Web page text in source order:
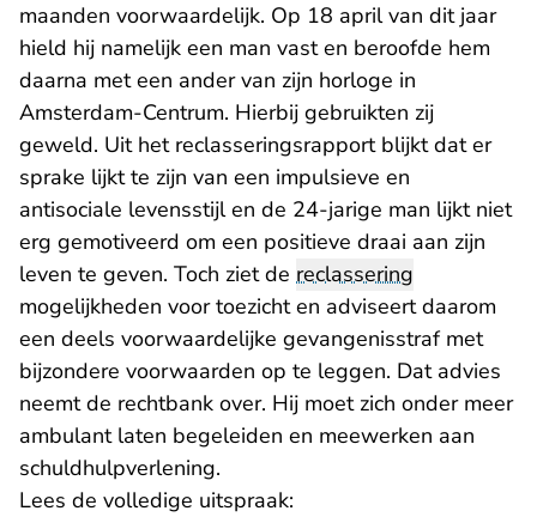
maanden voorwaardelijk. Op 18 april van dit jaar
hield hij namelijk een man vast en beroofde hem
daarna met een ander van zijn horloge in
Amsterdam-Centrum. Hierbij gebruikten zij
geweld. Uit het reclasseringsrapport blijkt dat er
sprake lijkt te zijn van een impulsieve en
antisociale levensstijl en de 24-jarige man lijkt niet
erg gemotiveerd om een positieve draai aan zijn
leven te geven. Toch ziet de reclassering
mogelijkheden voor toezicht en adviseert daarom
een deels voorwaardelijke gevangenisstraf met
bijzondere voorwaarden op te leggen. Dat advies
neemt de rechtbank over. Hij moet zich onder meer
ambulant laten begeleiden en meewerken aan
schuldhulpverlening.
Lees de volledige uitspraak: